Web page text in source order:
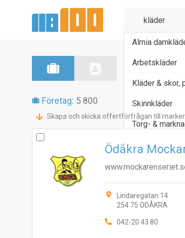
Almia
Arbetskläder
Kläder & skor,
Skinnkläder
Torg- &
Företag: 5 800
Skapa och skicka offertförfrågan till
Ödåkra
Lindaregatan 14
254 75 ÖDÅKRA
042-20 43 80